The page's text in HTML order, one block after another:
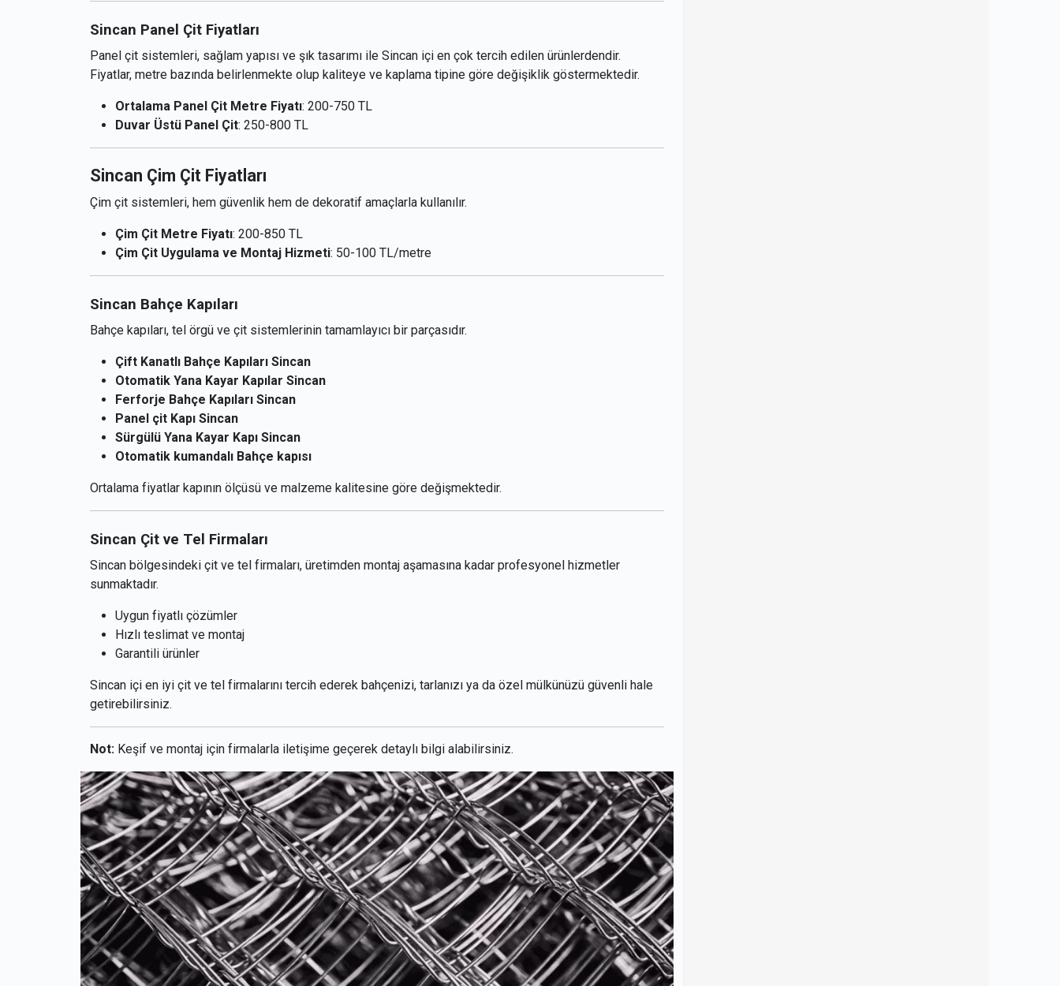
Sincan Panel Çit Fiyatları
Panel çit sistemleri, sağlam yapısı ve şık tasarımı ile Sincan içi en çok tercih edilen ürünlerdendir.
Fiyatlar, metre bazında belirlenmekte olup kaliteye ve kaplama tipine göre değişiklik göstermektedir.
Ortalama Panel Çit Metre Fiyatı: 200-750 TL
Duvar Üstü Panel Çit: 250-800 TL
Sincan Çim Çit Fiyatları
Çim çit sistemleri, hem güvenlik hem de dekoratif amaçlarla kullanılır.
Çim Çit Metre Fiyatı: 200-850 TL
Çim Çit Uygulama ve Montaj Hizmeti: 50-100 TL/metre
Sincan Bahçe Kapıları
Bahçe kapıları, tel örgü ve çit sistemlerinin tamamlayıcı bir parçasıdır.
Çift Kanatlı Bahçe Kapıları Sincan
Otomatik Yana Kayar Kapılar Sincan
Ferforje Bahçe Kapıları Sincan
Panel çit Kapı Sincan
Sürgülü Yana Kayar Kapı Sincan
Otomatik kumandalı Bahçe kapısı
Ortalama fiyatlar kapının ölçüsü ve malzeme kalitesine göre değişmektedir.
Sincan Çit ve Tel Firmaları
Sincan bölgesindeki çit ve tel firmaları, üretimden montaj aşamasına kadar profesyonel hizmetler
sunmaktadır.
Uygun fiyatlı çözümler
Hızlı teslimat ve montaj
Garantili ürünler
Sincan içi en iyi çit ve tel firmalarını tercih ederek bahçenizi, tarlanızı ya da özel mülkünüzü güvenli hale
getirebilirsiniz.
Not: Keşif ve montaj için firmalarla iletişime geçerek detaylı bilgi alabilirsiniz.